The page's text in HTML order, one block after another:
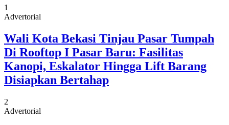
1
Advertorial
Wali Kota Bekasi Tinjau Pasar Tumpah
Di Rooftop I Pasar Baru: Fasilitas
Kanopi, Eskalator Hingga Lift Barang
Disiapkan Bertahap
2
Advertorial